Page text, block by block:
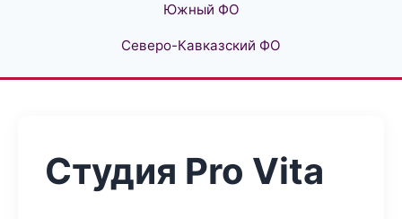
Южный ФО
Северо-Кавказский ФО
Студия Pro Vita